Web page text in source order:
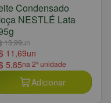
Condensado
NESTLÉ Lata
13,99un
11,69un
5,85na 2ª unidade
Adicionar